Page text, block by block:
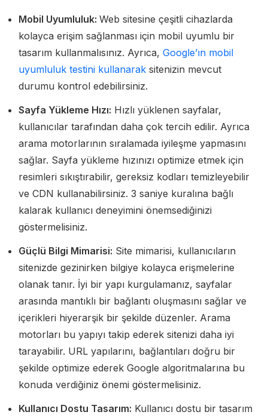
Mobil Uyumluluk: Web sitesine çeşitli cihazlarda
kolayca erişim sağlanması için mobil uyumlu bir
tasarım kullanmalısınız. Ayrıca, Google’ın mobil
uyumluluk testini kullanarak sitenizin mevcut
durumu kontrol edebilirsiniz.
Sayfa Yükleme Hızı: Hızlı yüklenen sayfalar,
kullanıcılar tarafından daha çok tercih edilir. Ayrıca
arama motorlarının sıralamada iyileşme yapmasını
sağlar. Sayfa yükleme hızınızı optimize etmek için
resimleri sıkıştırabilir, gereksiz kodları temizleyebilir
ve CDN kullanabilirsiniz. 3 saniye kuralına bağlı
kalarak kullanıcı deneyimini önemsediğinizi
göstermelisiniz.
Güçlü Bilgi Mimarisi: Site mimarisi, kullanıcıların
sitenizde gezinirken bilgiye kolayca erişmelerine
olanak tanır. İyi bir yapı kurgulamanız, sayfalar
arasında mantıklı bir bağlantı oluşmasını sağlar ve
içerikleri hiyerarşik bir şekilde düzenler. Arama
motorları bu yapıyı takip ederek sitenizi daha iyi
tarayabilir. URL yapılarını, bağlantıları doğru bir
şekilde optimize ederek Google algoritmalarına bu
konuda verdiğiniz önemi göstermelisiniz.
Kullanıcı Dostu Tasarım: Kullanıcı dostu bir tasarım